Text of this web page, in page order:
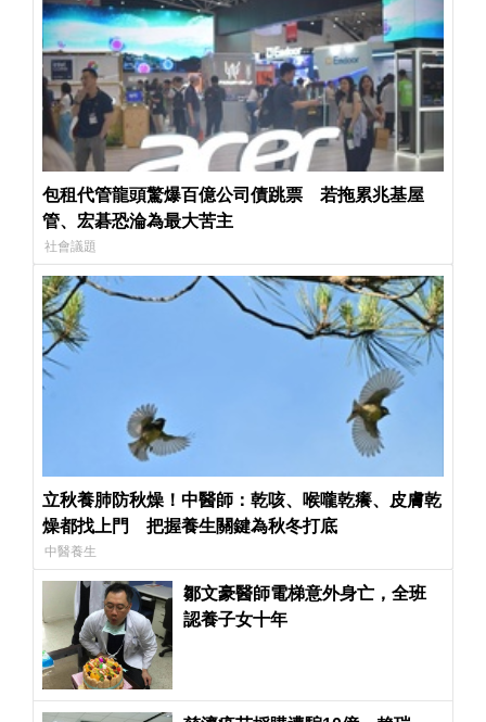
包租代管龍頭驚爆百億公司債跳票 若拖累兆基屋
管、宏碁恐淪為最大苦主
社會議題
立秋養肺防秋燥！中醫師：乾咳、喉嚨乾癢、皮膚乾
燥都找上門 把握養生關鍵為秋冬打底
中醫養生
鄒文豪醫師電梯意外身亡，全班
認養子女十年